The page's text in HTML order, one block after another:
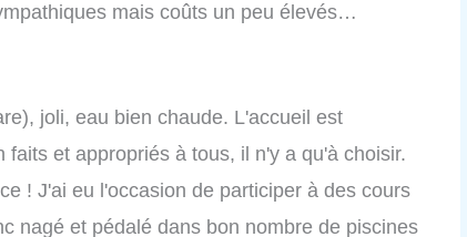
mais coûts un peu élevés…
joli, eau bien chaude. L'accueil est
et appropriés à tous, il n'y a qu'à choisir.
! J'ai eu l'occasion de participer à des cours
nagé et pédalé dans bon nombre de piscines